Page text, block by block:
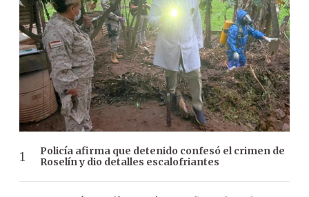
Policía afirma que detenido confesó el crimen de
Roselín y dio detalles escalofriantes